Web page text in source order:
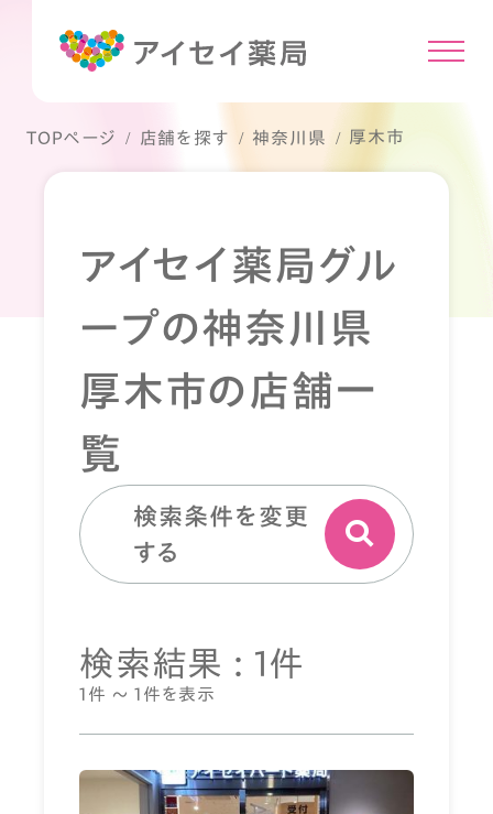
TOPページ 店舗を探す 神奈川県 厚木市
アイセイ薬局グル
ープの神奈川県
厚木市の店舗一
覧
検索条件を変更
する
検索結果 : 1件
1件 ～ 1件を表示